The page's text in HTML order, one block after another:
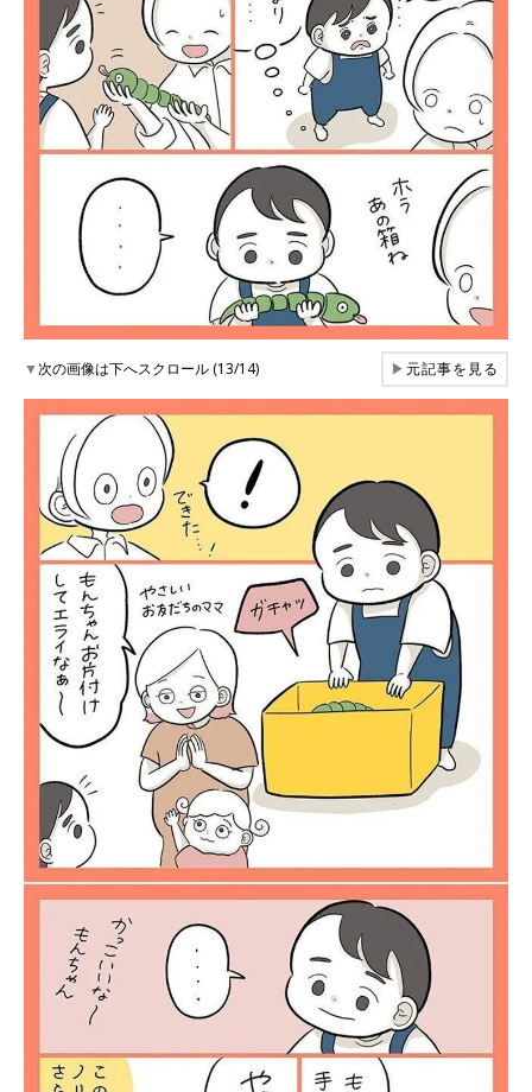
▼次の画像は下へスクロール (13/14) ▶元記事を見る